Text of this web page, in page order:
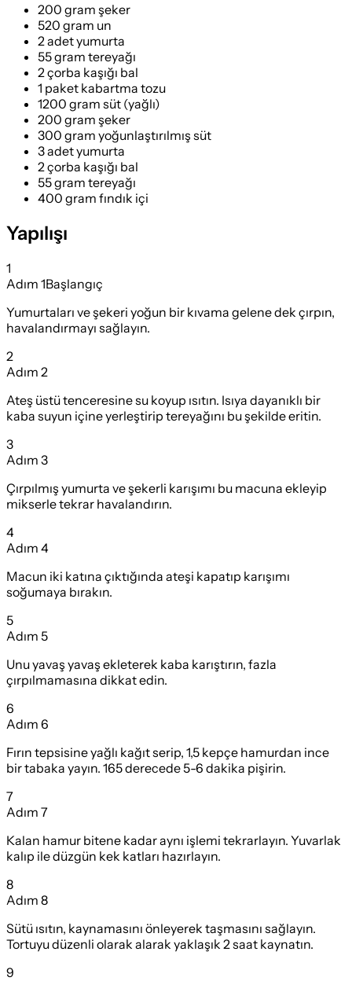
200 gram şeker
520 gram un
2 adet yumurta
55 gram tereyağı
2 çorba kaşığı bal
1 paket kabartma tozu
1200 gram süt (yağlı)
200 gram şeker
300 gram yoğunlaştırılmış süt
3 adet yumurta
2 çorba kaşığı bal
55 gram tereyağı
400 gram fındık içi
Yapılışı
1
Adım 1Başlangıç
Yumurtaları ve şekeri yoğun bir kıvama gelene dek çırpın,
havalandırmayı sağlayın.
2
Adım 2
Ateş üstü tenceresine su koyup ısıtın. Isıya dayanıklı bir
kaba suyun içine yerleştirip tereyağını bu şekilde eritin.
3
Adım 3
Çırpılmış yumurta ve şekerli karışımı bu macuna ekleyip
mikserle tekrar havalandırın.
4
Adım 4
Macun iki katına çıktığında ateşi kapatıp karışımı
soğumaya bırakın.
5
Adım 5
Unu yavaş yavaş ekleterek kaba karıştırın, fazla
çırpılmamasına dikkat edin.
6
Adım 6
Fırın tepsisine yağlı kağıt serip, 1,5 kepçe hamurdan ince
bir tabaka yayın. 165 derecede 5-6 dakika pişirin.
7
Adım 7
Kalan hamur bitene kadar aynı işlemi tekrarlayın. Yuvarlak
kalıp ile düzgün kek katları hazırlayın.
8
Adım 8
Sütü ısıtın, kaynamasını önleyerek taşmasını sağlayın.
Tortuyu düzenli olarak alarak yaklaşık 2 saat kaynatın.
9